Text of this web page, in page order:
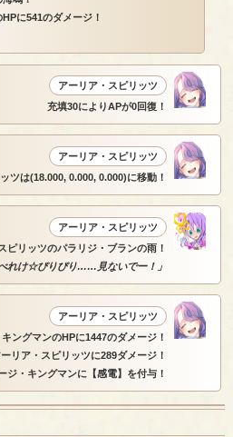
に541のダメージ！
アーリア・スピリッツ
充填30によりAPが0回復！
アーリア・スピリッツ
ツは(18.000, 0.000, 0.000)に移動！
アーリア・スピリッツ
ピリッツのパラリジ・ブランの雨！
べれけ☆ぴりぴり……見ないでー！」
アーリア・スピリッツ
ングマンのHPに1447のダメージ！
リア・スピリッツに289ダメージ！
ジ・キングマンに【感電】を付与！